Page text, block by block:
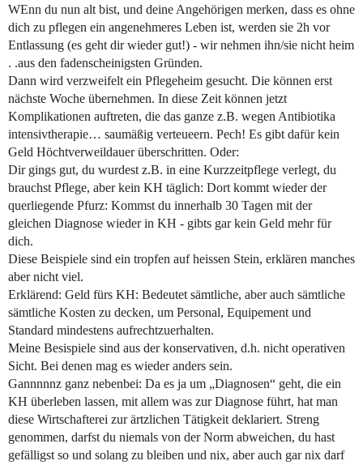
WEnn du nun alt bist, und deine Angehörigen merken, dass es ohne
dich zu pflegen ein angenehmeres Leben ist, werden sie 2h vor
Entlassung (es geht dir wieder gut!) - wir nehmen ihn/sie nicht heim
. .aus den fadenscheinigsten Gründen.
Dann wird verzweifelt ein Pflegeheim gesucht. Die können erst
nächste Woche übernehmen. In diese Zeit können jetzt
Komplikationen auftreten, die das ganze z.B. wegen Antibiotika
intensivtherapie… saumäßig verteueern. Pech! Es gibt dafür kein
Geld Höchtverweildauer überschritten. Oder:
Dir gings gut, du wurdest z.B. in eine Kurzzeitpflege verlegt, du
brauchst Pflege, aber kein KH täglich: Dort kommt wieder der
querliegende Pfurz: Kommst du innerhalb 30 Tagen mit der
gleichen Diagnose wieder in KH - gibts gar kein Geld mehr für
dich.
Diese Beispiele sind ein tropfen auf heissen Stein, erklären manches
aber nicht viel.
Erklärend: Geld fürs KH: Bedeutet sämtliche, aber auch sämtliche
sämtliche Kosten zu decken, um Personal, Equipement und
Standard mindestens aufrechtzuerhalten.
Meine Besispiele sind aus der konservativen, d.h. nicht operativen
Sicht. Bei denen mag es wieder anders sein.
Gannnnnz ganz nebenbei: Da es ja um „Diagnosen“ geht, die ein
KH überleben lassen, mit allem was zur Diagnose führt, hat man
diese Wirtschafterei zur ärtzlichen Tätigkeit deklariert. Streng
genommen, darfst du niemals von der Norm abweichen, du hast
gefälligst so und solang zu bleiben und nix, aber auch gar nix darf